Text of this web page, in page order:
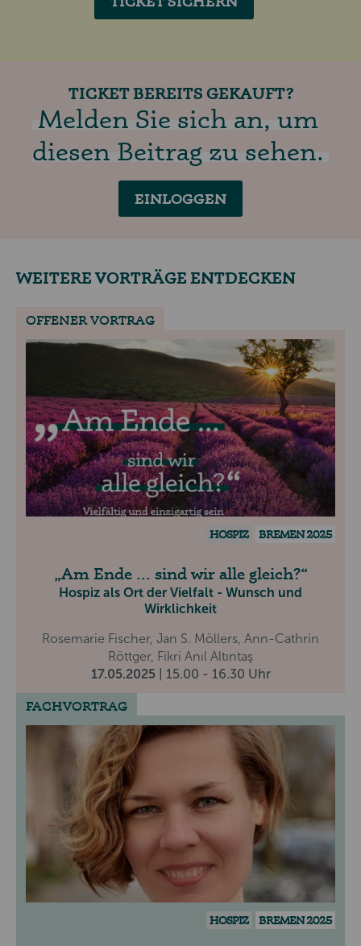
TICKET BEREITS GEKAUFT?
Melden Sie sich an, um
diesen Beitrag zu sehen.
EINLOGGEN
WEITERE VORTRÄGE ENTDECKEN
OFFENER VORTRAG
HOSPIZ BREMEN 2025
Am Ende ... sind wir alle gleich?
Hospiz als Ort der Vielfalt - Wunsch und
Wirklichkeit
Rosemarie Fischer, Jan S. Möllers, Ann-Cathrin
Röttger, Fikri Anıl Altıntaş
17.05.2025
| 15.00 - 16.30 Uhr
FACHVORTRAG
HOSPIZ BREMEN 2025